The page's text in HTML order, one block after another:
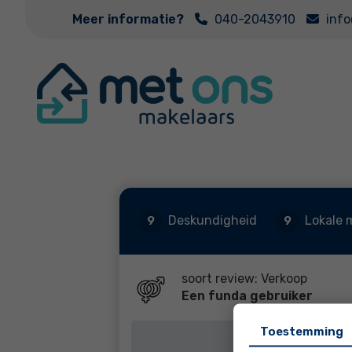
Meer informatie? 040-2043910
9 Deskundigheid 9 Lokale
soort review: Verkoop
Een funda gebruiker
Toestemming